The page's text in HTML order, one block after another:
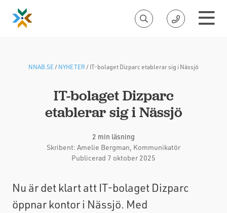
NNAB.SE/NYHETER /IT-bolaget Dizparc etablerar sig i Nässjö
IT-bolaget Dizparc
etablerar sig i Nässjö
2 min läsning
Skribent: Amelie Bergman, Kommunikatör
Publicerad 7 oktober 2025
Nu är det klart att IT-bolaget Dizparc
öppnar kontor i Nässjö. Med